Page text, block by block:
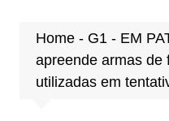
Home- G1 - EM
apreende armas de
utilizadas em